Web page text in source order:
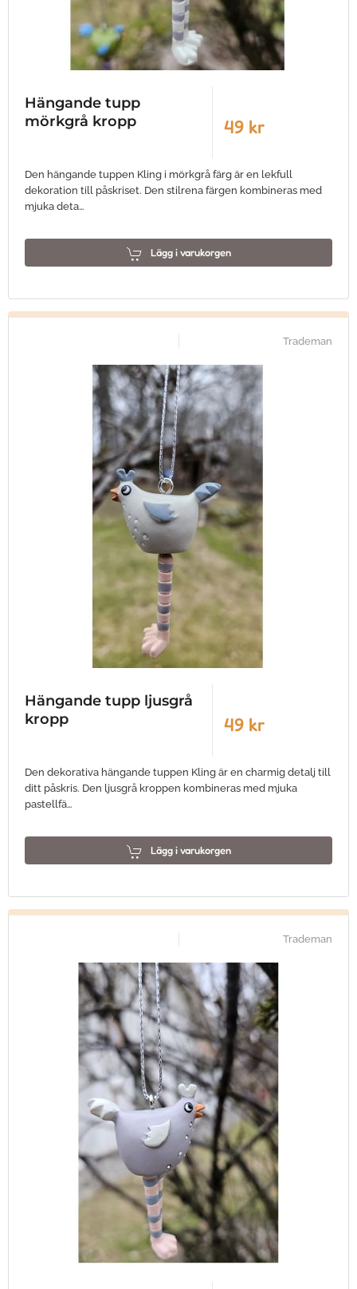
Hängande tupp
mörkgrå kropp
49 kr
Den hängande tuppen Kling i mörkgrå färg är en lekfull
dekoration till påskriset. Den stilrena färgen kombineras med
mjuka deta…
Lägg i varukorgen
Trademan
Hängande tupp ljusgrå
kropp
49 kr
Den dekorativa hängande tuppen Kling är en charmig detalj till
ditt påskris. Den ljusgrå kroppen kombineras med mjuka
pastellfä…
Lägg i varukorgen
Trademan